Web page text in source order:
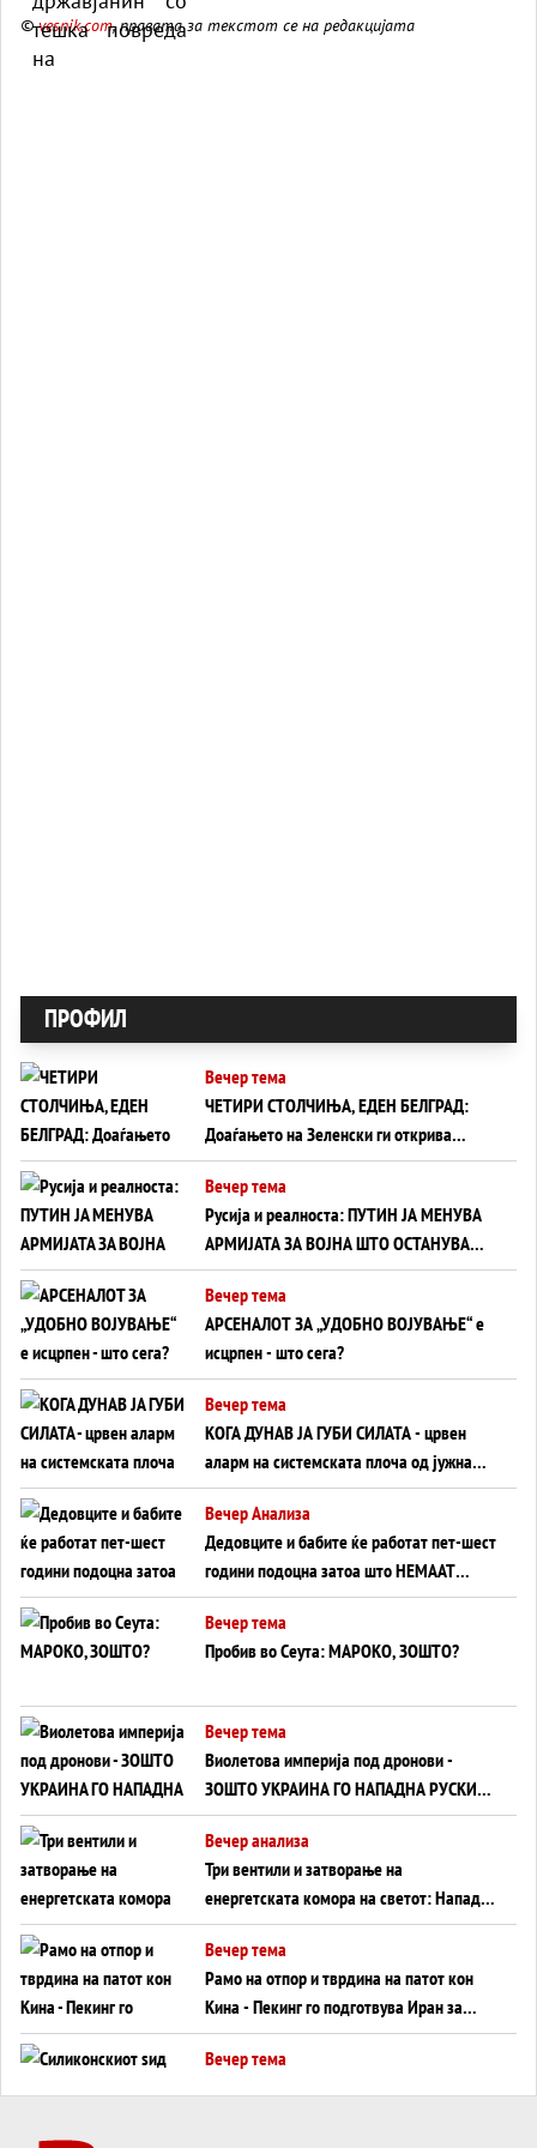
©vesnik.com, правата за текстот се на редакцијата
ПРОФИЛ
Вечер тема
ЧЕТИРИ СТОЛЧИЊА, ЕДЕН БЕЛГРАД:
Доаѓањето на Зеленски ги открива
тајните на политиката на балансирање
на Вучиќ
Вечер тема
Русија и реалноста: ПУТИН ЈА МЕНУВА
АРМИЈАТА ЗА ВОЈНА ШТО ОСТАНУВА
БЕЗ ФРОНТ
Вечер тема
АРСЕНАЛОТ ЗА „УДОБНО ВОЈУВАЊЕ“ е
исцрпен - што сега?
Вечер тема
КОГА ДУНАВ ЈА ГУБИ СИЛАТА - црвен
аларм на системската плоча од јужна
Германија до Црното Море...
Вечер Анализа
Дедовците и бабите ќе работат пет-шест
години подоцна затоа што НЕМААТ
ВНУЦИ ДА ГИ ЗАМЕНАТ
Вечер тема
Пробив во Сеута: МАРОКО, ЗОШТО?
Вечер тема
Виолетова империја под дронови -
ЗОШТО УКРАИНА ГО НАПАДНА РУСКИОТ
WILDBERRIES
Вечер анализа
Три вентили и затворање на
енергетската комора на светот: Нападот
во Суец најавува глобален енергетски
инфаркт?
Вечер тема
Рамо на отпор и тврдина на патот кон
Кина - Пекинг го подготвува Иран за
американска копнена инвазија
Вечер тема